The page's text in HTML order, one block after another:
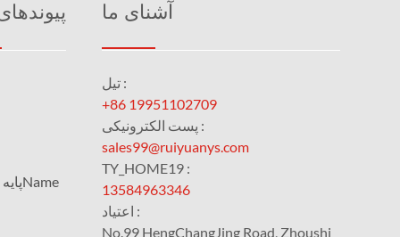
پایه دادۀ مادهName
آشنای ما
تیل :
+86 19951102709
پست الکترونیکی :
sales99@ruiyuanys.com
TY_HOME19 :
13584963346
اعتیاد :
No.99 HengChangJing Road, Zhoushi